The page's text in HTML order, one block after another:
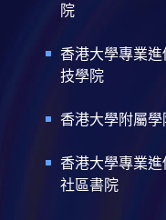
院
香港大學專業
技學院
香港大學附屬學
香港大學專業
社區書院